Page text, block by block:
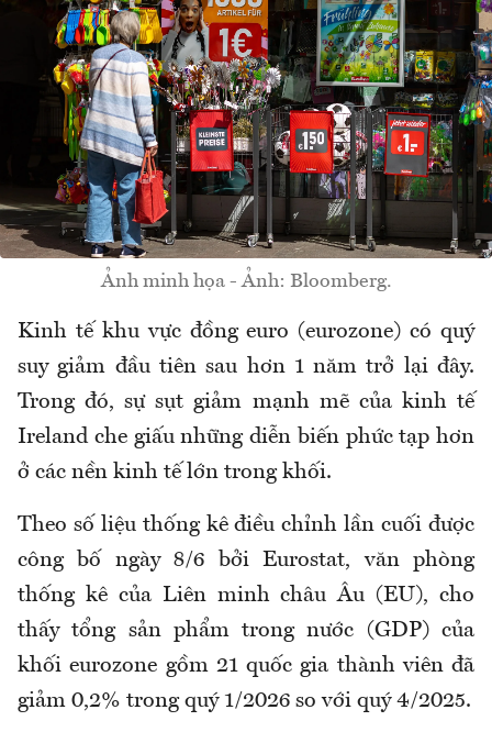
Ảnh minh họa - Ảnh: Bloomberg.
Kinh tế khu vực đồng euro (eurozone) có quý
suy giảm đầu tiên sau hơn 1 năm trở lại đây.
Trong đó, sự sụt giảm mạnh mẽ của kinh tế
Ireland che giấu những diễn biến phức tạp hơn
ở các nền kinh tế lớn trong khối.
Theo số liệu thống kê điều chỉnh lần cuối được
công bố ngày 8/6 bởi Eurostat, văn phòng
thống kê của Liên minh châu Âu (EU), cho
thấy tổng sản phẩm trong nước (GDP) của
khối eurozone gồm 21 quốc gia thành viên đã
giảm 0,2% trong quý 1/2026 so với quý 4/2025.